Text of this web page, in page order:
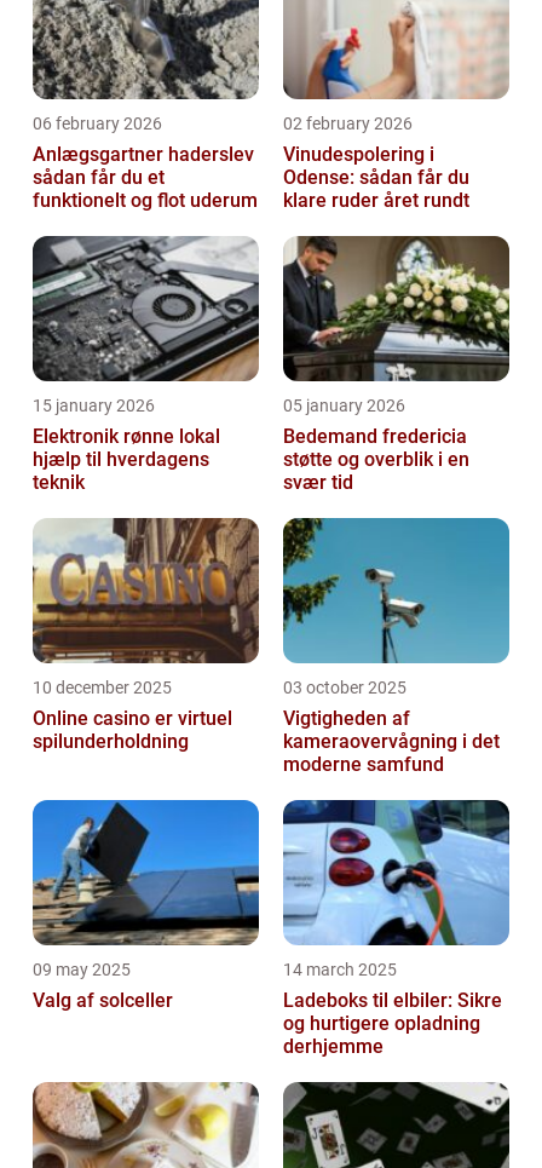
06 february 2026
Anlægsgartner haderslev
sådan får du et
funktionelt og flot uderum
02 february 2026
Vinudespolering i
Odense: sådan får du
klare ruder året rundt
15 january 2026
Elektronik rønne lokal
hjælp til hverdagens
teknik
05 january 2026
Bedemand fredericia
støtte og overblik i en
svær tid
10 december 2025
Online casino er virtuel
spilunderholdning
03 october 2025
Vigtigheden af
kameraovervågning i det
moderne samfund
09 may 2025
Valg af solceller
14 march 2025
Ladeboks til elbiler: Sikre
og hurtigere opladning
derhjemme